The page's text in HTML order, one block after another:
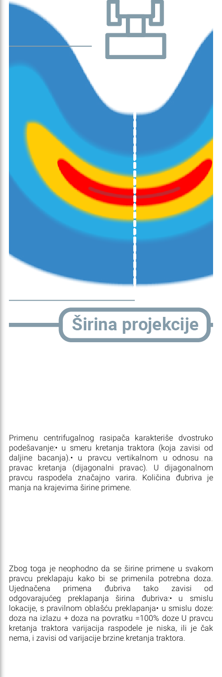
Primenu centrifugalnog rasipača karakteriše dvostruko
podešavanje:• u smeru kretanja traktora (koja zavisi od
daljine bacanja).• u pravcu vertikalnom u odnosu na
pravac kretanja (dijagonalni pravac). U dijagonalnom
pravcu raspodela značajno varira. Količina đubriva je
manja na krajevima širine primene.
Zbog toga je neophodno da se širine primene u svakom
pravcu preklapaju kako bi se primenila potrebna doza.
Ujednačena primena đubriva tako zavisi od
odgovarajućeg preklapanja širina đubriva:• u smislu
lokacije, s pravilnom oblašću preklapanja• u smislu doze:
doza na izlazu + doza na povratku =100% doze U pravcu
kretanja traktora varijacija raspodele je niska, ili je čak
nema, i zavisi od varijacije brzine kretanja traktora.